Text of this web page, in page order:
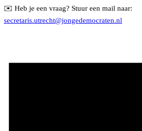
✉️ Heb je een vraag? Stuur een mail naar:
secretaris.utrecht@jongedemocraten.nl